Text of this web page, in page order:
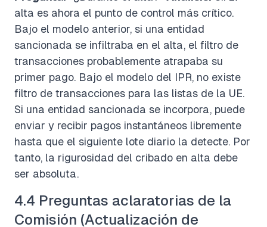
alta es ahora el punto de control más crítico.
Bajo el modelo anterior, si una entidad
sancionada se infiltraba en el alta, el filtro de
transacciones probablemente atrapaba su
primer pago. Bajo el modelo del IPR, no existe
filtro de transacciones para las listas de la UE.
Si una entidad sancionada se incorpora, puede
enviar y recibir pagos instantáneos libremente
hasta que el siguiente lote diario la detecte. Por
tanto, la rigurosidad del cribado en alta debe
ser absoluta.
4.4 Preguntas aclaratorias de la
Comisión (Actualización de